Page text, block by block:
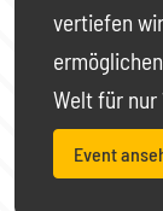
vertiefen
Welt für nur
Event